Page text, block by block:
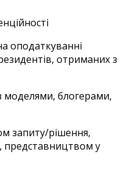
оподаткуванні
отриманих з
моделями, блогерами,
запиту/рішення,
представництвом у